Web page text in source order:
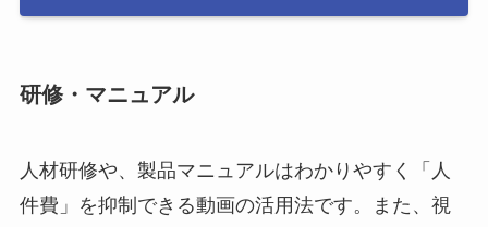
研修・マニュアル
人材研修や、製品マニュアルはわかりやすく「人
件費」を抑制できる動画の活用法です。また、視